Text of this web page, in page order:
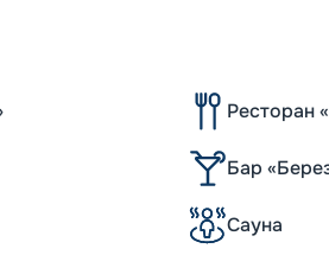
Ресторан
Бар
Сауна